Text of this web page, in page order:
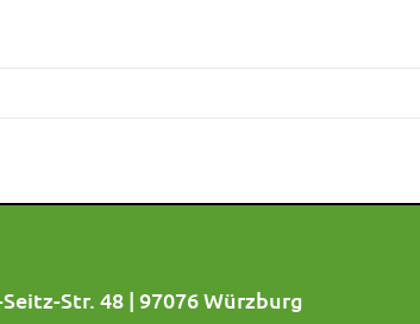
Familie, mit der entsprechenden
Str. 48 | 97076 Würzburg